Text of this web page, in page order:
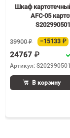
Шкаф
AFC-05
39900 ₽ −15133 ₽
24767 ₽
Артикул:
В корзину